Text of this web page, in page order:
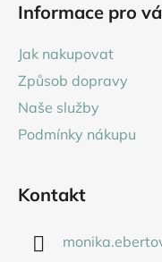
Informace pro
Jak nakupovat
Způsob dopravy
Naše služby
Podmínky nákupu
Kontakt